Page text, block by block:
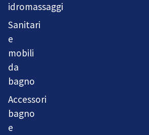
idromassaggi
Sanitari
e
mobili
da
bagno
Accessori
bagno
e